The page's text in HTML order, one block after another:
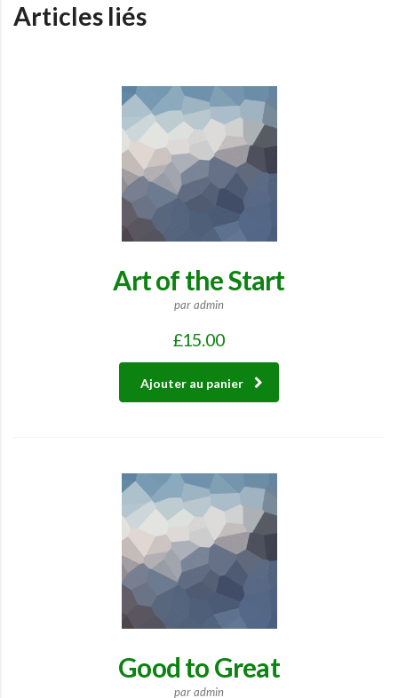
Articles liés
Art of the Start
par admin
£15.00
Ajouter au panier
Good to Great
par admin